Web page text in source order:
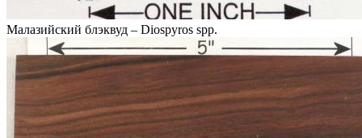
Малазийский блэквуд – Diospyros spp.